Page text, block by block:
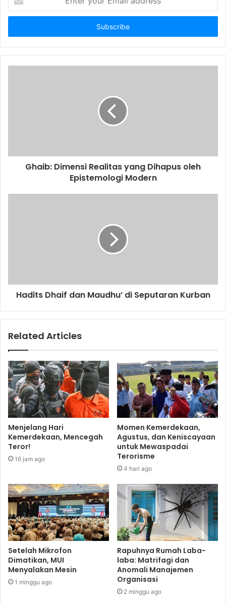
t
r
y
Ghaib: Dimensi Realitas yang Dihapus oleh
Epistemologi Modern
Hadits Dhaif dan Maudhu’ di Seputaran Kurban
Related Articles
Menjelang Hari
Kemerdekaan, Mencegah
Teror!
16 jam ago
Momen Kemerdekaan,
Agustus, dan Keniscayaan
untuk Mewaspadai
Terorisme
4 hari ago
Setelah Mikrofon
Dimatikan, MUI
Menyalakan Mesin
1 minggu ago
Rapuhnya Rumah Laba-
laba: Matrifagi dan
Anomali Manajemen
Organisasi
2 minggu ago